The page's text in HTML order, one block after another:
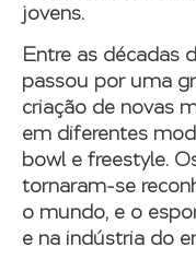
jovens.
Entre as décadas
passou por uma
criação de novas
em diferentes
bowl e freestyle.
tornaram-se
o mundo, e o
e na indústria do